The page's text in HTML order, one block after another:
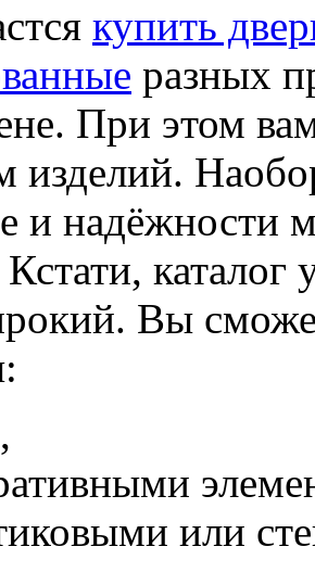
купить
разных
При этом
изделий.
и надёжности
Кстати,
Вы
или